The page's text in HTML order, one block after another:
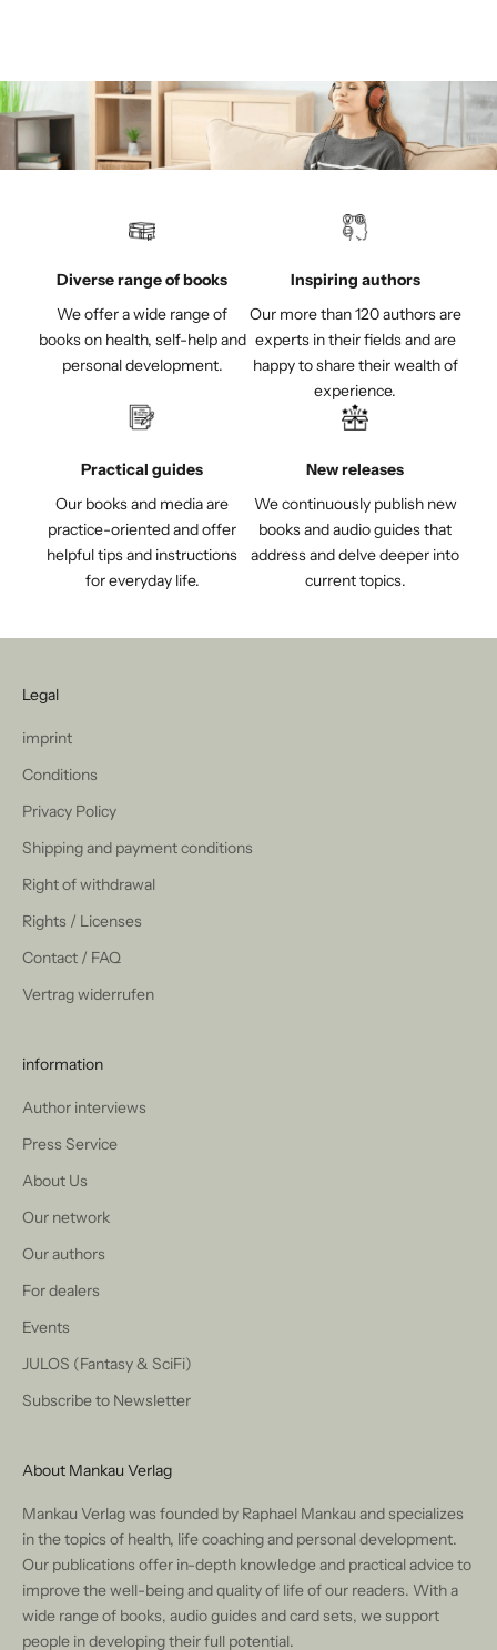
Diverse range of books
We offer a wide range of
books on health, self-help and
personal development.
Inspiring authors
Our more than 120 authors are
experts in their fields and are
happy to share their wealth of
experience.
Practical guides
Our books and media are
practice-oriented and offer
helpful tips and instructions
for everyday life.
New releases
We continuously publish new
books and audio guides that
address and delve deeper into
current topics.
Legal
imprint
Conditions
Privacy Policy
Shipping and payment conditions
Right of withdrawal
Rights / Licenses
Contact / FAQ
Vertrag widerrufen
information
Author interviews
Press Service
About Us
Our network
Our authors
For dealers
Events
JULOS (Fantasy & SciFi)
Subscribe to Newsletter
About Mankau Verlag
Mankau Verlag was founded by Raphael Mankau and specializes
in the topics of health, life coaching and personal development.
Our publications offer in-depth knowledge and practical advice to
improve the well-being and quality of life of our readers. With a
wide range of books, audio guides and card sets, we support
people in developing their full potential.